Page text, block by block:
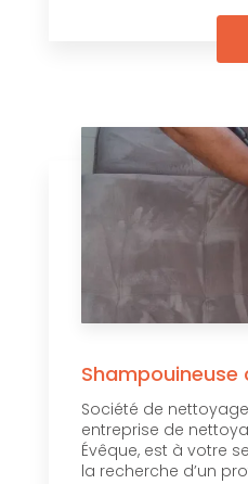
Shampouineuse
Société de
entreprise de
Évêque, est à votre
la recherche d’un